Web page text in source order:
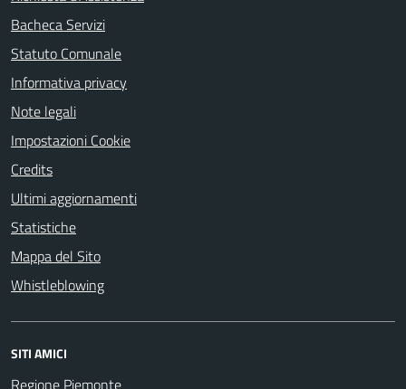
Bacheca Servizi
Statuto Comunale
Informativa privacy
Note legali
Impostazioni Cookie
Credits
Ultimi aggiornamenti
Statistiche
Mappa del Sito
Whistleblowing
SITI AMICI
Regione Piemonte